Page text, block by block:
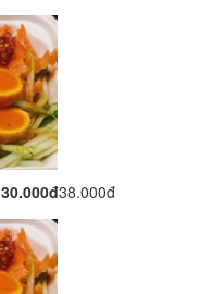
30.000đ38.000đ